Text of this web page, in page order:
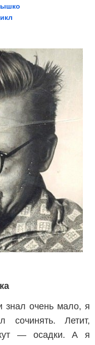
знал очень мало, я
сочинять. Летит,
— осадки. А я